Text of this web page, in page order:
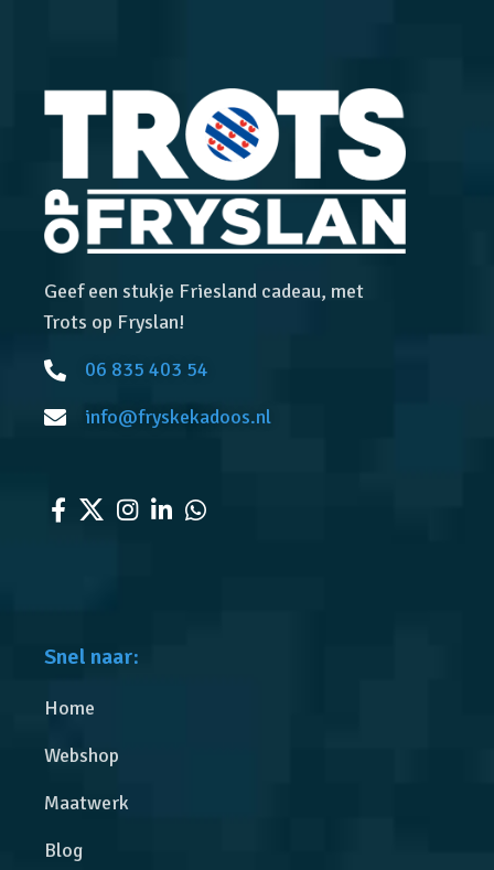
Geef een stukje Friesland cadeau, met
Trots op Fryslan!
06 835 403 54
info@fryskekadoos.nl
Snel naar:
Home
Webshop
Maatwerk
Blog